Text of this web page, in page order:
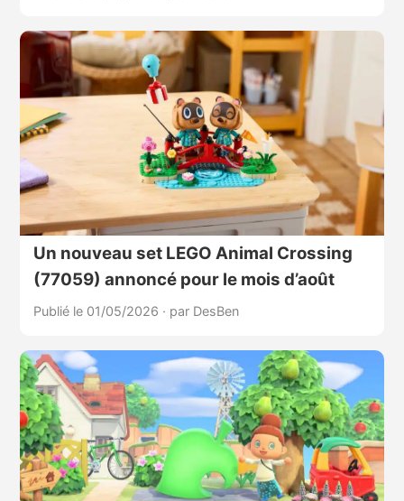
Un nouveau set LEGO Animal Crossing
(77059) annoncé pour le mois d’août
Publié le 01/05/2026 · par DesBen